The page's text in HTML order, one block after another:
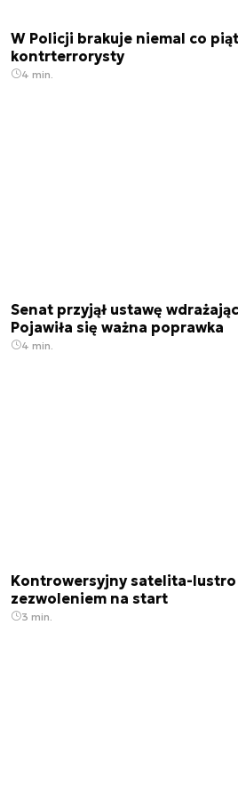
W Policji brakuje niemal co
kontrterrorysty
4 min.
Senat przyjął ustawę
Pojawiła się ważna poprawka
4 min.
Kontrowersyjny satelita-lustro
zezwoleniem na start
3 min.